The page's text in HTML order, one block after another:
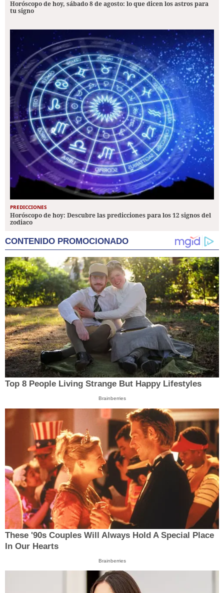
Horóscopo de hoy, sábado 8 de agosto: lo que dicen los astros para
tu signo
PREDICCIONES
Horóscopo de hoy: Descubre las predicciones para los 12 signos del
zodiaco
CONTENIDO PROMOCIONADO
Top 8 People Living Strange But Happy Lifestyles
Brainberries
These '90s Couples Will Always Hold A Special Place
In Our Hearts
Brainberries